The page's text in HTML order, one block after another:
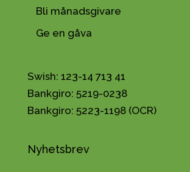
Bli månadsgivare
Ge en gåva
Swish: 123-14 713 41
Bankgiro: 5219-0238
Bankgiro: 5223-1198 (OCR)
Nyhetsbrev